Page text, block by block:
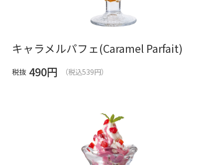
キャラメルパフェ(Caramel Parfait)
税抜 490円 （税込539円）